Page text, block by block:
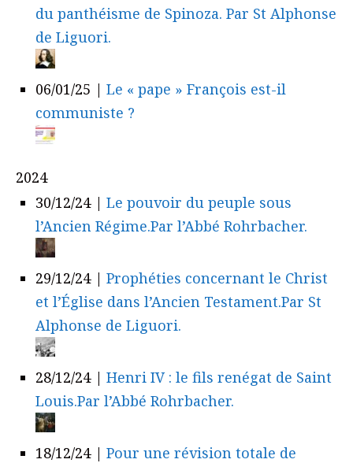
du panthéisme de Spinoza. Par St Alphonse
de Liguori.
06/01/25 | Le « pape » François est-il
communiste ?
2024
30/12/24 | Le pouvoir du peuple sous
l’Ancien Régime.Par l’Abbé Rohrbacher.
29/12/24 | Prophéties concernant le Christ
et l’Église dans l’Ancien Testament.Par St
Alphonse de Liguori.
28/12/24 | Henri IV : le fils renégat de Saint
Louis.Par l’Abbé Rohrbacher.
18/12/24 | Pour une révision totale de